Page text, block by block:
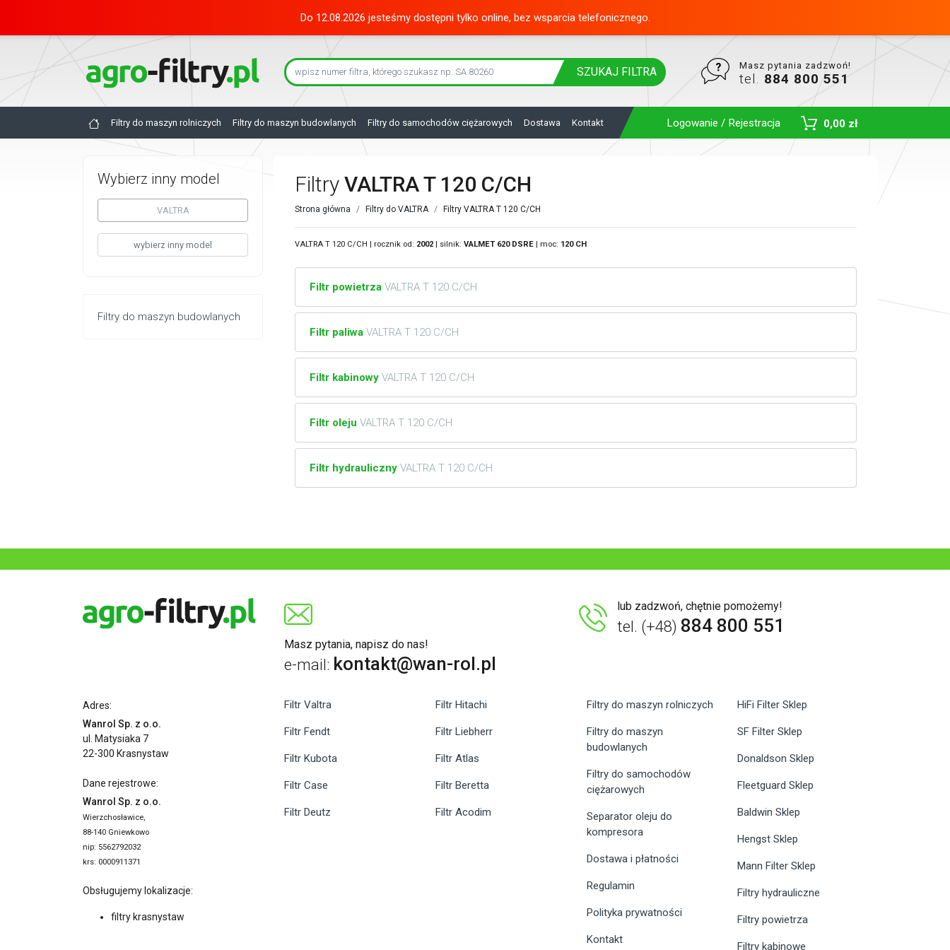
Do 12.08.2026 jesteśmy dostępni tylko online, bez wsparcia telefonicznego.
SZUKAJ FILTRA Masz pytania zadzwoń!
tel. 884 800 551
Filtry do maszyn rolniczych Filtry do maszyn budowlanych Filtry do samochodów ciężarowych Dostawa Kontakt Logowanie / Rejestracja 0,00 zł
Toggle Dropdown
Wybierz inny model
VALTRA
wybierz inny model
Filtry do maszyn budowlanych
Filtry VALTRA T 120 C/CH
Strona główna Filtry do VALTRA Filtry VALTRA T 120 C/CH
VALTRA T 120 C/CH | rocznik od: 2002 | silnik: VALMET 620 DSRE | moc: 120 CH
Filtr powietrza VALTRA T 120 C/CH
Filtr paliwa VALTRA T 120 C/CH
Filtr kabinowy VALTRA T 120 C/CH
Filtr oleju VALTRA T 120 C/CH
Filtr hydrauliczny VALTRA T 120 C/CH
Masz pytania, napisz do nas!
e-mail: kontakt@wan-rol.pl
lub zadzwoń, chętnie pomożemy!
tel. (+48) 884 800 551
Adres:
Wanrol Sp. z o.o.
ul. Matysiaka 7
22-300 Krasnystaw
Dane rejestrowe:
Wanrol Sp. z o.o.
Wierzchosławice,
88-140 Gniewkowo
nip: 5562792032
krs: 0000911371
Obsługujemy lokalizacje:
filtry krasnystaw
Filtr Valtra
Filtr Fendt
Filtr Kubota
Filtr Case
Filtr Deutz
Filtr Hitachi
Filtr Liebherr
Filtr Atlas
Filtr Beretta
Filtr Acodim
Filtry do maszyn rolniczych
Filtry do maszyn
budowlanych
Filtry do samochodów
ciężarowych
Separator oleju do
kompresora
Dostawa i płatności
Regulamin
Polityka prywatności
Kontakt
HiFi Filter Sklep
SF Filter Sklep
Donaldson Sklep
Fleetguard Sklep
Baldwin Sklep
Hengst Sklep
Mann Filter Sklep
Filtry hydrauliczne
Filtry powietrza
Filtry kabinowe